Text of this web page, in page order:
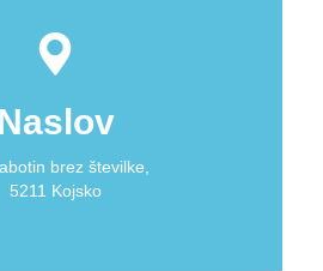
Naslov
brez številke,
5211 Kojsko